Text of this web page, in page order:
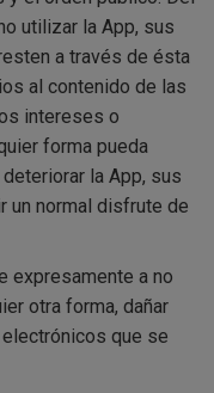
utilizar la App, sus
a través de ésta
al contenido de las
intereses o
forma pueda
la App, sus
un normal disfrute de
expresamente a no
otra forma, dañar
que se